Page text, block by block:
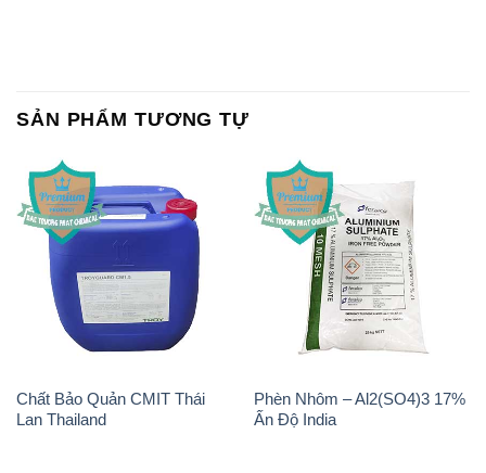
SẢN PHẨM TƯƠNG TỰ
Chất Bảo Quản CMIT Thái
Lan Thailand
Phèn Nhôm – Al2(SO4)3 17%
Ấn Độ India